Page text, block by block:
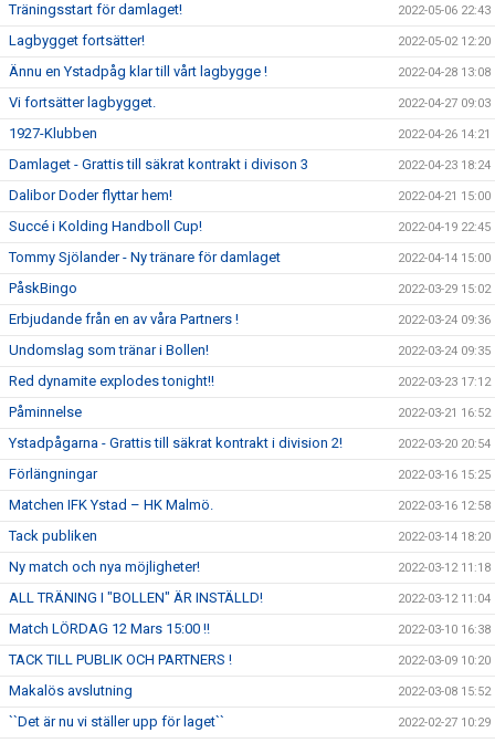
Träningsstart för damlaget! 2022-05-06 22:43
Lagbygget fortsätter! 2022-05-02 12:20
Ännu en Ystadpåg klar till vårt lagbygge ! 2022-04-28 13:08
Vi fortsätter lagbygget. 2022-04-27 09:03
1927-Klubben 2022-04-26 14:21
Damlaget - Grattis till säkrat kontrakt i divison 3 2022-04-23 18:24
Dalibor Doder flyttar hem! 2022-04-21 15:00
Succé i Kolding Handboll Cup! 2022-04-19 22:45
Tommy Sjölander - Ny tränare för damlaget 2022-04-14 15:00
PåskBingo 2022-03-29 15:02
Erbjudande från en av våra Partners ! 2022-03-24 09:36
Undomslag som tränar i Bollen! 2022-03-24 09:35
Red dynamite explodes tonight!! 2022-03-23 17:12
Påminnelse 2022-03-21 16:52
Ystadpågarna - Grattis till säkrat kontrakt i division 2! 2022-03-20 20:54
Förlängningar 2022-03-16 15:25
Matchen IFK Ystad – HK Malmö. 2022-03-16 12:58
Tack publiken 2022-03-14 18:20
Ny match och nya möjligheter! 2022-03-12 11:18
ALL TRÄNING I "BOLLEN" ÄR INSTÄLLD! 2022-03-12 11:04
Match LÖRDAG 12 Mars 15:00 !! 2022-03-10 16:38
TACK TILL PUBLIK OCH PARTNERS ! 2022-03-09 10:20
Makalös avslutning 2022-03-08 15:52
``Det är nu vi ställer upp för laget`` 2022-02-27 10:29